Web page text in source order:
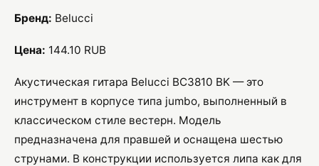
Бренд: Belucci
Цена: 144.10 RUB
Акустическая гитара Belucci BC3810 BK — это
инструмент в корпусе типа jumbo, выполненный в
классическом стиле вестерн. Модель
предназначена для правшей и оснащена шестью
струнами. В конструкции используется липа как для